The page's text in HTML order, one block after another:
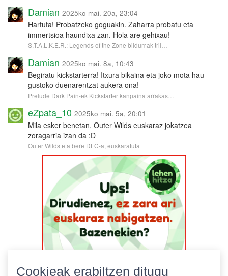
Damian 2025ko mai. 20a, 23:04
Hartuta! Probatzeko goguakin. Zaharra probatu eta
immertsioa haundixa zan. Hola are gehixau!
S.T.A.L.K.E.R.: Legends of the Zone bildumak tril…
Damian 2025ko mai. 8a, 10:43
Begiratu kickstarterra! Itxura bikaina eta joko mota hau
gustoko duenarentzat aukera ona!
Prelude Dark Pain-ek Kickstarter kanpaina arrakas…
eZpata_10 2025ko mai. 5a, 20:01
Mila esker benetan, Outer Wilds euskaraz jokatzea
zoragarria izan da :D
Outer Wilds eta bere DLC-a, euskaratuta
Cookieak erabiltzen ditugu